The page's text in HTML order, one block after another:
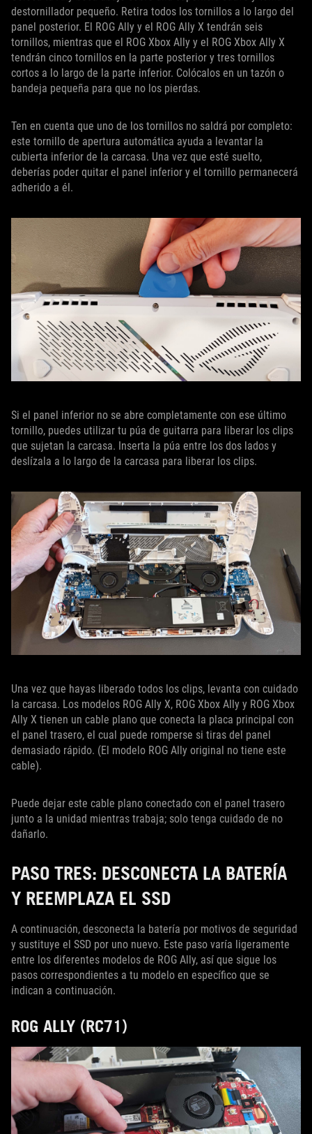
destornillador pequeño. Retira todos los tornillos a lo largo del
panel posterior. El ROG Ally y el ROG Ally X tendrán seis
tornillos, mientras que el ROG Xbox Ally y el ROG Xbox Ally X
tendrán cinco tornillos en la parte posterior y tres tornillos
cortos a lo largo de la parte inferior. Colócalos en un tazón o
bandeja pequeña para que no los pierdas.
Ten en cuenta que uno de los tornillos no saldrá por completo:
este tornillo de apertura automática ayuda a levantar la
cubierta inferior de la carcasa. Una vez que esté suelto,
deberías poder quitar el panel inferior y el tornillo permanecerá
adherido a él.
Si el panel inferior no se abre completamente con ese último
tornillo, puedes utilizar tu púa de guitarra para liberar los clips
que sujetan la carcasa. Inserta la púa entre los dos lados y
deslízala a lo largo de la carcasa para liberar los clips.
Una vez que hayas liberado todos los clips, levanta con cuidado
la carcasa. Los modelos ROG Ally X, ROG Xbox Ally y ROG Xbox
Ally X tienen un cable plano que conecta la placa principal con
el panel trasero, el cual puede romperse si tiras del panel
demasiado rápido. (El modelo ROG Ally original no tiene este
cable).
Puede dejar este cable plano conectado con el panel trasero
junto a la unidad mientras trabaja; solo tenga cuidado de no
dañarlo.
PASO TRES: DESCONECTA LA BATERÍA
Y REEMPLAZA EL SSD
A continuación, desconecta la batería por motivos de seguridad
y sustituye el SSD por uno nuevo. Este paso varía ligeramente
entre los diferentes modelos de ROG Ally, así que sigue los
pasos correspondientes a tu modelo en específico que se
indican a continuación.
ROG ALLY (RC71)